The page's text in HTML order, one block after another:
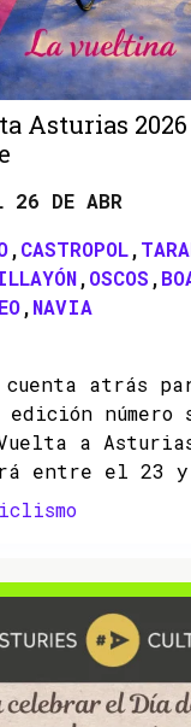
Asturias
26 DE ABR
,CASTROPOL,
,OSCOS ,
,NAVIA
cuenta atrás
número
a
entre el 23